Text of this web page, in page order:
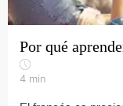
Por qué
4 min